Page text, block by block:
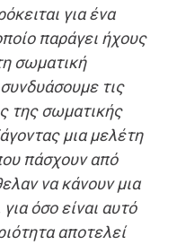
για ένα
παράγει ήχους
σωματική
τις
της σωματικής
μια μελέτη
πάσχουν από
να κάνουν μια
όσο είναι αυτό
αποτελεί